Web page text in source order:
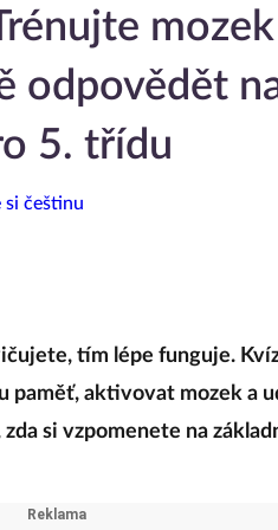
mozek
odpovědět
5. třídu
tím lépe funguje.
aktivovat mozek a
si vzpomenete na